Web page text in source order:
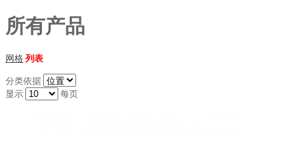
所有产品
网格 列表
分类依据
显示
每页